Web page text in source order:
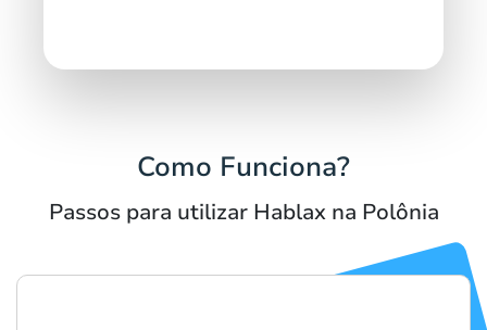
Como Funciona?
Passos para utilizar Hablax na Polônia